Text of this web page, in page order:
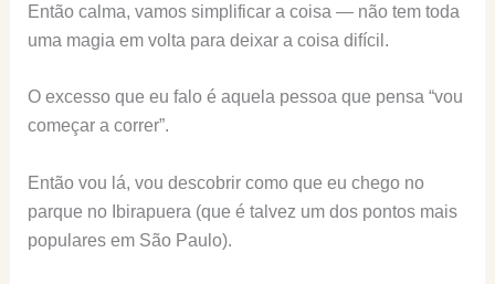
Então calma, vamos simplificar a coisa — não tem toda
uma magia em volta para deixar a coisa difícil.
O excesso que eu falo é aquela pessoa que pensa “vou
começar a correr”.
Então vou lá, vou descobrir como que eu chego no
parque no Ibirapuera (que é talvez um dos pontos mais
populares em São Paulo).